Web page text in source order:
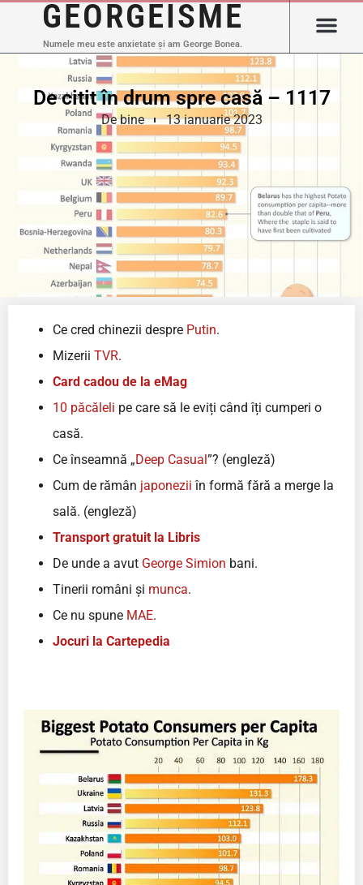
GEORGEISME
Numele meu este anxietate și am George Bonea.
De citit în drum spre casă – 1117
De bine 13 ianuarie 2023
Ce cred chinezii despre Putin.
Mizerii TVR.
Card cadou de la eMag
10 păcăleli pe care să le eviți când îți cumperi o
casă.
Ce înseamnă „Deep Casual”? (engleză)
Cum de rămân japonezii în formă fără a merge la
sală. (engleză)
Transport gratuit la Libris
De unde a avut George Simion bani.
Tinerii români și munca.
Ce nu spune MAE.
Jocuri la Cartepedia